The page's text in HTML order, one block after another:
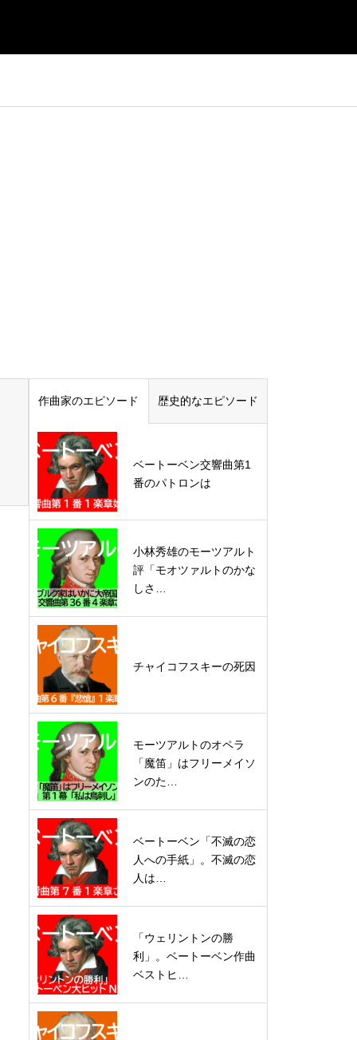
作曲家のエピソード 歴史的なエピソード
ベートーベン交響曲第1
番のパトロンは
小林秀雄のモーツアルト
評「モオツァルトのかな
しさ…
チャイコフスキーの死因
モーツアルトのオペラ
「魔笛」はフリーメイソ
ンのた…
ベートーベン「不滅の恋
人への手紙」。不滅の恋
人は…
「ウェリントンの勝
利」。ベートーベン作曲
ベストヒ…